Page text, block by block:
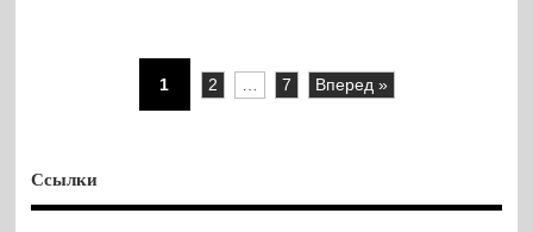
1 2 7 Вперед »
Ссылки